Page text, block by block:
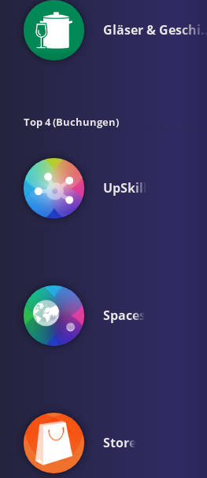
Gläser & Geschi…
Top 4 (Buchungen)
UpSkill
Spaces
Store